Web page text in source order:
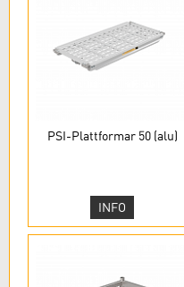
PSI-Plattformar 50 (alu)
INFO